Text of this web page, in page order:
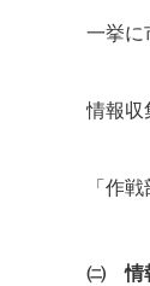
一挙に
情報収
「作
㈡ 情